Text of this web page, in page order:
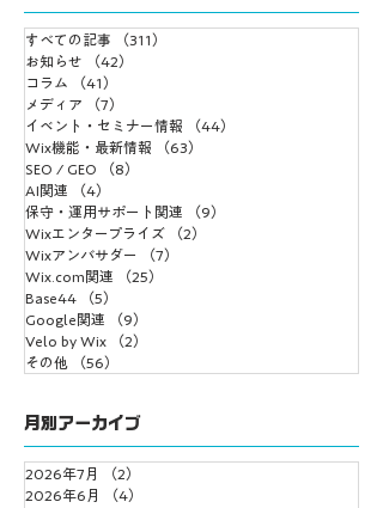
Wix Harmony とは？
公式情報に基づく最新
サイト編集ツールの全
体像
すべての記事 （311）
お知らせ
（42）
コラム
（41）
メディア
（7）
イベント・セミナー情報
（44）
Wix機能・最新情報
（63）
SEO / GEO
（8）
AI関連
（4）
保守・運用サポート関連
（9）
Wixエンタープライズ
（2）
Wixアンバサダー
（7）
Wix.com関連
（25）
Base44
（5）
Google関連
（9）
Velo by Wix
（2）
その他
（56）
月別アーカイブ
2026年7月 （2）
2026年6月
（4）